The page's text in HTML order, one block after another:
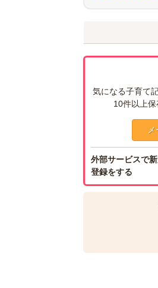
気になる子育て
10件以上
外部サービスで
登録をする